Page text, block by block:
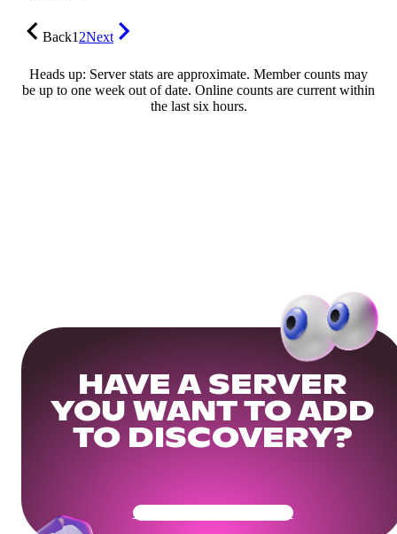
Back12Next
Heads up: Server stats are approximate. Member counts may
be up to one week out of date. Online counts are current within
the last six hours.
HAVE A SERVER
YOU WANT TO ADD
TO DISCOVERY?
Get Your Community Ready